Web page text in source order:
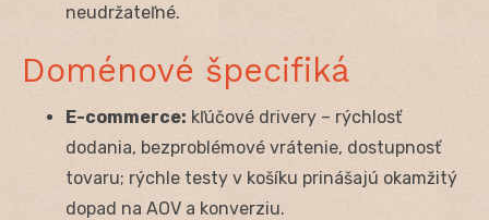
neudržateľné.
Doménové špecifiká
E-commerce: kľúčové drivery – rýchlosť
dodania, bezproblémové vrátenie, dostupnosť
tovaru; rýchle testy v košíku prinášajú okamžitý
dopad na AOV a konverziu.